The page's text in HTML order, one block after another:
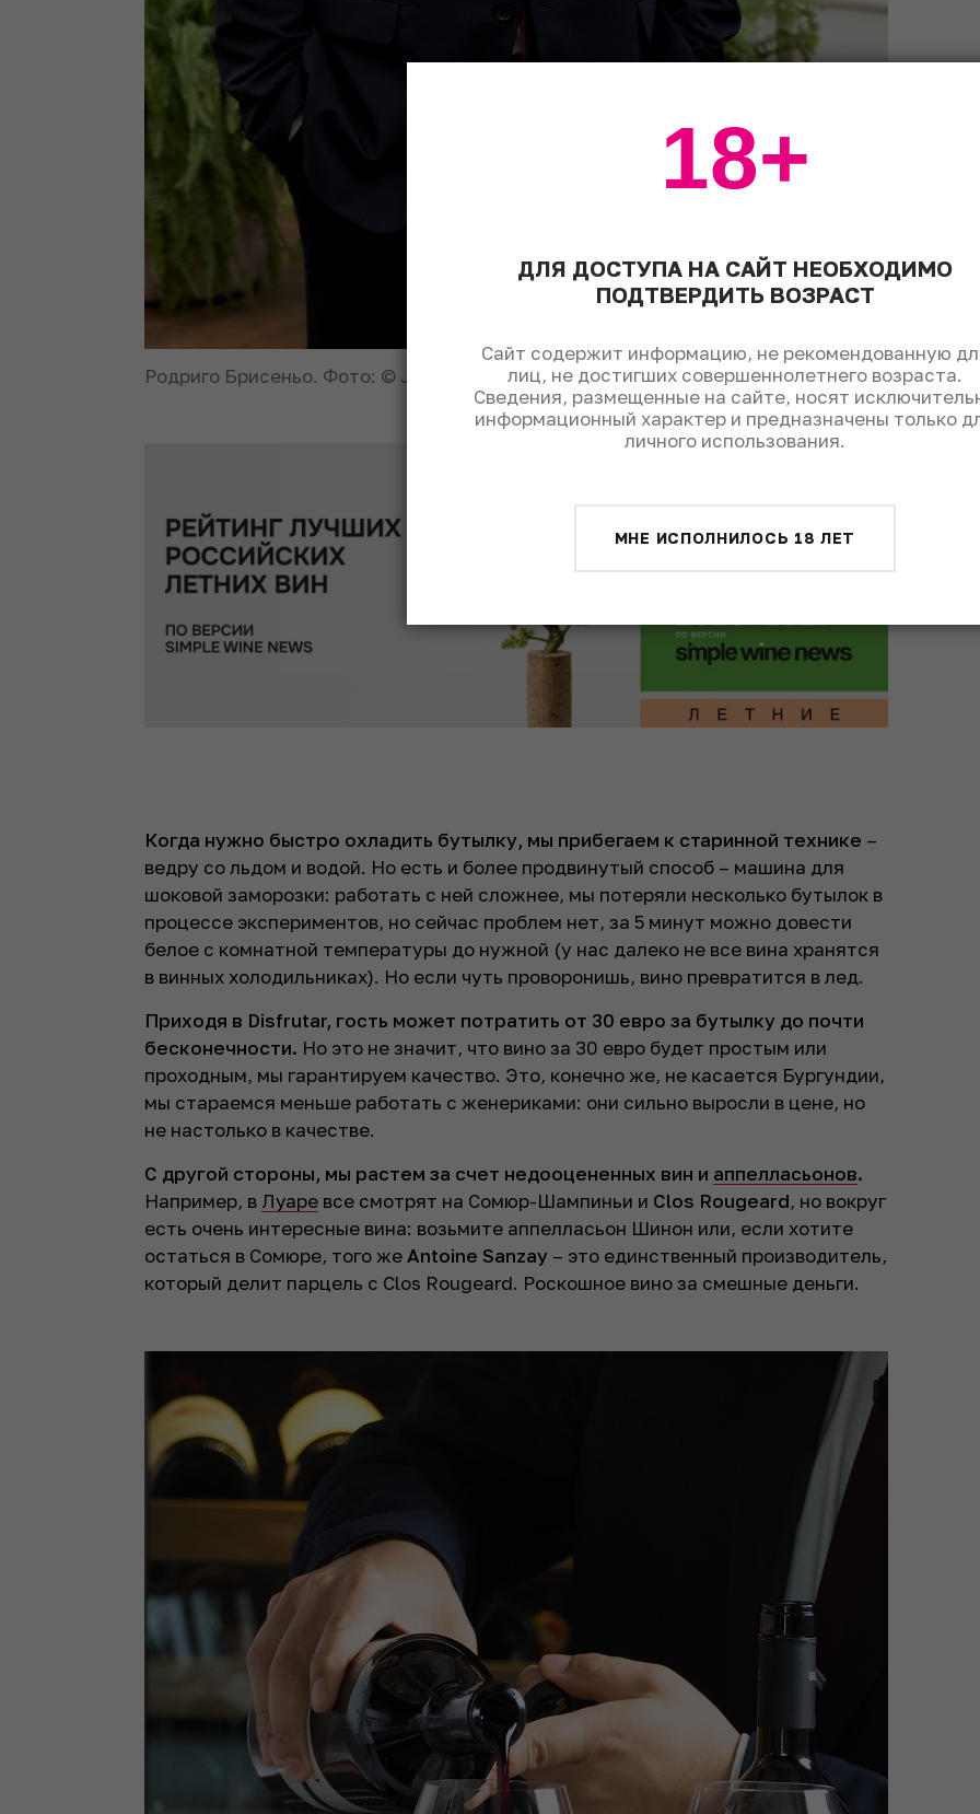
Родриго Брисеньо. Фото: © Joan Valera/Disfrutar
Когда нужно быстро охладить бутылку, мы прибегаем к старинной технике –
ведру со льдом и водой. Но есть и более продвинутый способ – машина для
шоковой заморозки: работать с ней сложнее, мы потеряли несколько бутылок в
процессе экспериментов, но сейчас проблем нет, за 5 минут можно довести
белое с комнатной температуры до нужной (у нас далеко не все вина хранятся
в винных холодильниках). Но если чуть проворонишь, вино превратится в лед.
Приходя в Disfrutar, гость может потратить от 30 евро за бутылку до почти
бесконечности. Но это не значит, что вино за 30 евро будет простым или
проходным, мы гарантируем качество. Это, конечно же, не касается Бургундии,
мы стараемся меньше работать с женериками: они сильно выросли в цене, но
не настолько в качестве.
С другой стороны, мы растем за счет недооцененных вин и аппелласьонов.
Например, в Луаре все смотрят на Сомюр-Шампиньи и Clos Rougeard, но вокруг
есть очень интересные вина: возьмите аппелласьон Шинон или, если хотите
остаться в Сомюре, того же Antoine Sanzay – это единственный производитель,
который делит парцель с Clos Rougeard. Роскошное вино за смешные деньги.
ДЛЯ ДОСТУПА НА САЙТ НЕОБХОДИМО
ПОДТВЕРДИТЬ ВОЗРАСТ
Сайт содержит информацию, не рекомендованную
лиц, не достигших совершеннолетнего возраста.
Сведения, размещенные на сайте, носят
информационный характер и предназначены только
личного использования.
МНЕ ИСПОЛНИЛОСЬ 18 ЛЕТ
18+